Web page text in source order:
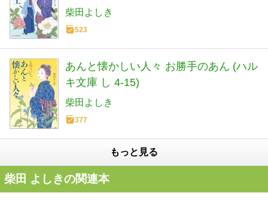
柴田よしき
523
あんと懐かしい人々 お勝手のあん (ハル
キ文庫 し 4-15)
柴田よしき
377
もっと見る
柴田 よしきの関連本